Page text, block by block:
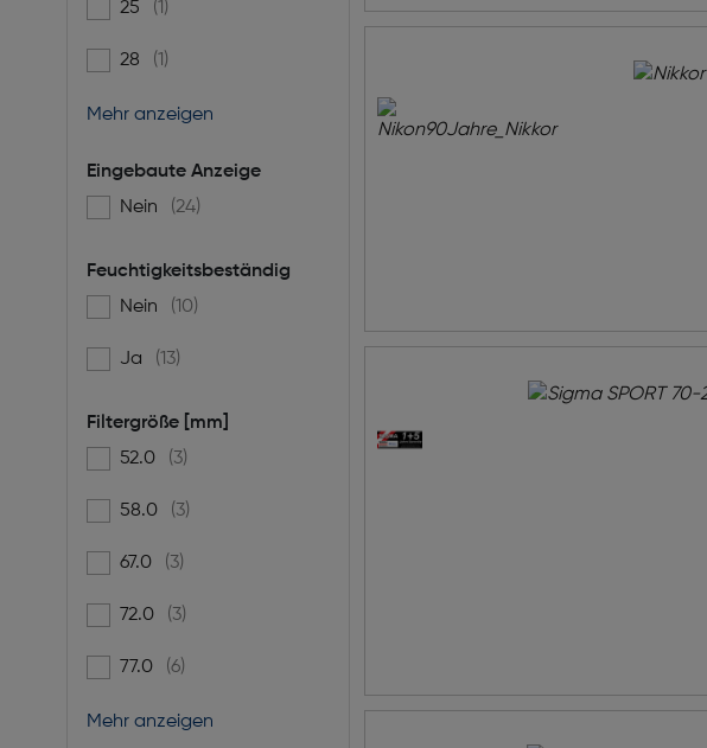
25 (1)
Filtern nach Brennweitenbereich [mm]: 25
28 (1)
Filtern nach Brennweitenbereich [mm]: 28
Mehr anzeigen
Eingebaute Anzeige
Nein
(24)
Filtern nach Eingebaute Anzeige: false
Feuchtigkeitsbeständig
Nein
(10)
Filtern nach Feuchtigkeitsbeständig: false
Ja (13)
Filtern nach Feuchtigkeitsbeständig: true
Filtergröße [mm]
52.0
(3)
Filtern nach Filtergröße [mm]: 52.0
58.0 (3)
Filtern nach Filtergröße [mm]: 58.0
67.0 (3)
Filtern nach Filtergröße [mm]: 67.0
72.0 (3)
Filtern nach Filtergröße [mm]: 72.0
77.0 (6)
Filtern nach Filtergröße [mm]: 77.0
Mehr anzeigen